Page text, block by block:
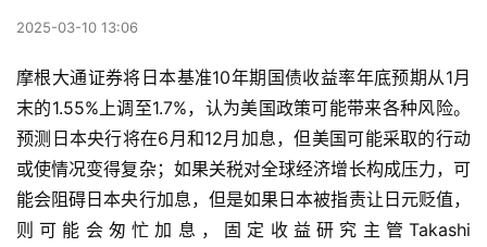
情
交
易
所
虚
拟
2025-03-10 13:06
摩根大通证券将日本基准10年期国债收益率年底预期从1月
末的1.55%上调至1.7%，认为美国政策可能带来各种风险。
预测日本央行将在6月和12月加息，但美国可能采取的行动
或使情况变得复杂；如果关税对全球经济增长构成压力，可
能会阻碍日本央行加息，但是如果日本被指责让日元贬值，
则可能会匆忙加息，固定收益研究主管Takashi